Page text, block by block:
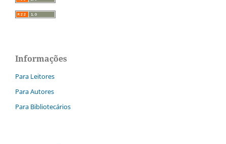
Informações
Para Leitores
Para Autores
Para Bibliotecários